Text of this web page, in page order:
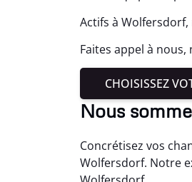
Actifs à
Faites appel à
CHOISISSEZ
Nous
Concrétisez vos
Wolfersdorf. Notre